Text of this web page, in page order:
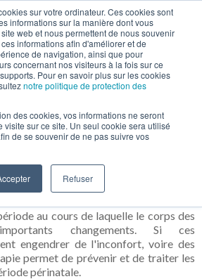
sur votre ordinateur. Ces cookies sont
informations sur la manière dont vous
web et nous permettent de nous souvenir
informations afin d'améliorer et de
de navigation, ainsi que pour
concernant nos visiteurs à la fois sur ce
Pour en savoir plus sur les cookies
notre politique de protection des
des cookies, vos informations ne seront
visite sur ce site. Un seul cookie sera utilisé
de se souvenir de ne pas suivre vos
Refuser
MKDE peuvent-ils
les femmes
partum ?
au cours de laquelle le corps des
changements. Si ces
engendrer de l'inconfort, voire des
permet de prévenir et de traiter les
périnatale.